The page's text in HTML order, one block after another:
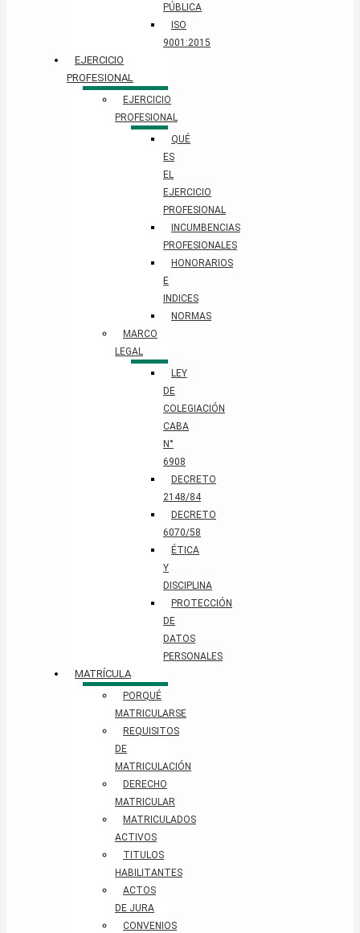
PÚBLICA
ISO
9001:2015
EJERCICIO
PROFESIONAL
EJERCICIO
PROFESIONAL
QUÉ
ES
EL
EJERCICIO
PROFESIONAL
INCUMBENCIAS
PROFESIONALES
HONORARIOS
E
INDICES
NORMAS
MARCO
LEGAL
LEY
DE
COLEGIACIÓN
CABA
N°
6908
DECRETO
2148/84
DECRETO
6070/58
ÉTICA
Y
DISCIPLINA
PROTECCIÓN
DE
DATOS
PERSONALES​
MATRÍCULA
PORQUÉ
MATRICULARSE
REQUISITOS
DE
MATRICULACIÓN
DERECHO
MATRICULAR
MATRICULADOS
ACTIVOS
TITULOS
HABILITANTES
ACTOS
DE JURA
CONVENIOS